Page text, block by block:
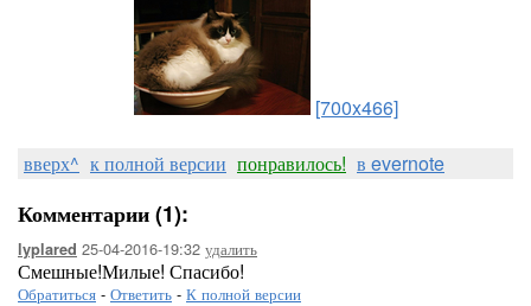
[700x466]
вверх^ к полной версии понравилось! в evernote
Комментарии (1):
lyplared 25-04-2016-19:32 удалить
Смешные!Милые! Спасибо!
Обратиться - Ответить - К полной версии